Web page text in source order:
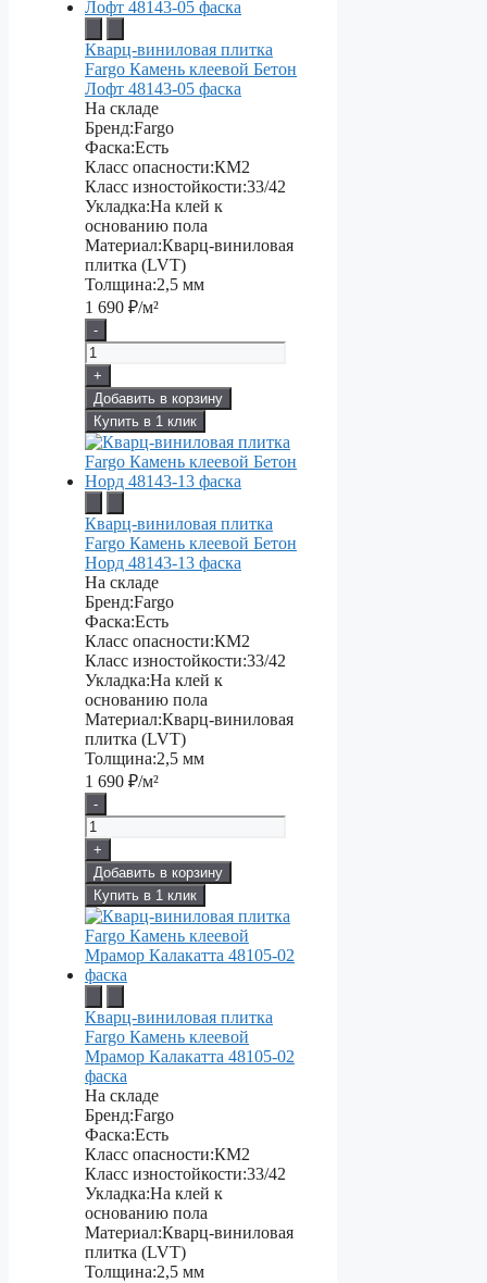
Кварц-виниловая плитка
Fargo Камень клеевой Бетон
Лофт 48143-05 фаска
На складе
Бренд:Fargo
Фаска:Есть
Класс опасности:КМ2
Класс изностойкости:33/42
Укладка:На клей к
основанию пола
Материал:Кварц-виниловая
плитка (LVT)
Толщина:2,5 мм
1 690 ₽/м²
-
+
Добавить в корзину
Купить в 1 клик
Кварц-виниловая плитка
Fargo Камень клеевой Бетон
Норд 48143-13 фаска
На складе
Бренд:Fargo
Фаска:Есть
Класс опасности:КМ2
Класс изностойкости:33/42
Укладка:На клей к
основанию пола
Материал:Кварц-виниловая
плитка (LVT)
Толщина:2,5 мм
1 690 ₽/м²
-
+
Добавить в корзину
Купить в 1 клик
Кварц-виниловая плитка
Fargo Камень клеевой
Мрамор Калакатта 48105-02
фаска
На складе
Бренд:Fargo
Фаска:Есть
Класс опасности:КМ2
Класс изностойкости:33/42
Укладка:На клей к
основанию пола
Материал:Кварц-виниловая
плитка (LVT)
Толщина:2,5 мм